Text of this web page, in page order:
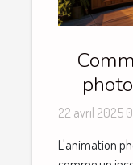
22 avril 2025
L'animation